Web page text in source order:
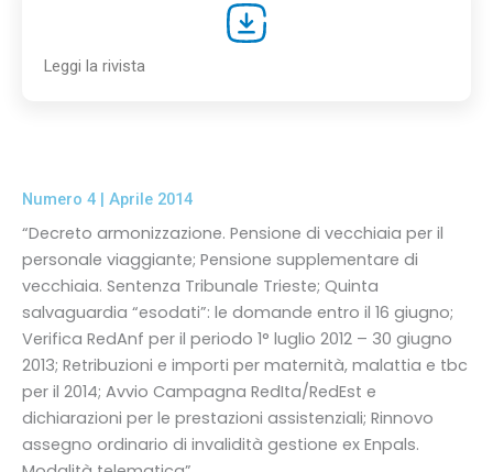
Leggi la rivista
Numero 4 | Aprile 2014
“Decreto armonizzazione. Pensione di vecchiaia per il
personale viaggiante; Pensione supplementare di
vecchiaia. Sentenza Tribunale Trieste; Quinta
salvaguardia “esodati”: le domande entro il 16 giugno;
Verifica RedAnf per il periodo 1° luglio 2012 – 30 giugno
2013; Retribuzioni e importi per maternità, malattia e tbc
per il 2014; Avvio Campagna RedIta/RedEst e
dichiarazioni per le prestazioni assistenziali; Rinnovo
assegno ordinario di invalidità gestione ex Enpals.